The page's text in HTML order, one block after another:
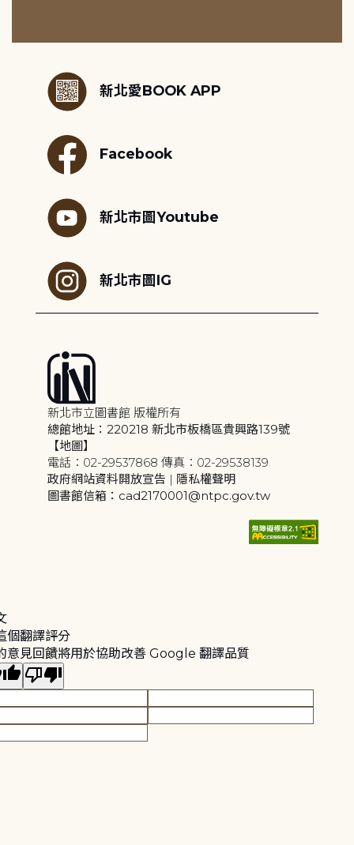
新北愛BOOK APP
Facebook
新北市圖Youtube
新北市圖IG
新北市立圖書館 版權所有
總館地址：220218 新北市板橋區貴興路139號
【地圖】
電話：02-29537868 傳真：02-29538139
政府網站資料開放宣告 | 隱私權聲明
圖書館信箱：cad2170001@ntpc.gov.tw
個翻譯評分
意見回饋將用於協助改善 Google 翻譯品質